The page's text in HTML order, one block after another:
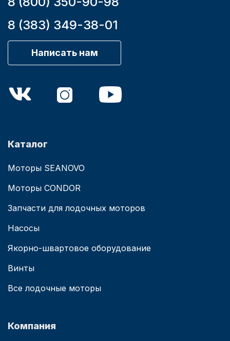
8 (383) 349-38-01
Написать нам
Каталог
Моторы SEANOVO
Моторы CONDOR
Запчасти для лодочных моторов
Насосы
Якорно-швартовое оборудование
Винты
Все лодочные моторы
Компания